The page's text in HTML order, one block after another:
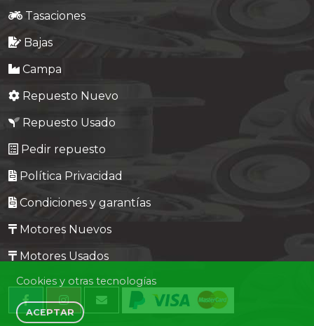
Tasaciones
Bajas
Campa
Repuesto Nuevo
Repuesto Usado
Pedir repuesto
Política Privacidad
Condiciones y garantías
Motores Nuevos
Motores Usados
Cookies y otras tecnologías
ACEPTAR